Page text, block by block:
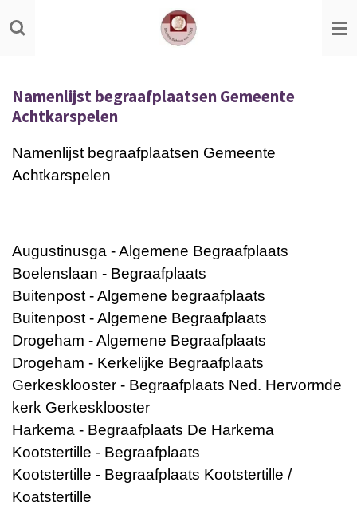
Ga
direct
hoofdinhoud
Namenlijst begraafplaatsen Gemeente
Achtkarspelen
Namenlijst begraafplaatsen Gemeente
Achtkarspelen
Augustinusga - Algemene Begraafplaats
Boelenslaan - Begraafplaats
Buitenpost - Algemene begraafplaats
Buitenpost - Algemene Begraafplaats
Drogeham - Algemene Begraafplaats
Drogeham - Kerkelijke Begraafplaats
Gerkesklooster - Begraafplaats Ned. Hervormde
kerk Gerkesklooster
Harkema - Begraafplaats De Harkema
Kootstertille - Begraafplaats
Kootstertille - Begraafplaats Kootstertille /
Koatstertille